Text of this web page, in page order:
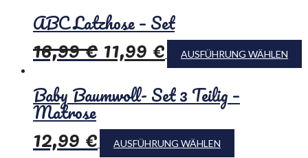
ABC Latzhose – Set
16,99€11,99€ AUSFÜHRUNG WÄHLEN
Baby Baumwoll- Set 3 Teilig –
Matrose
12,99€ AUSFÜHRUNG WÄHLEN